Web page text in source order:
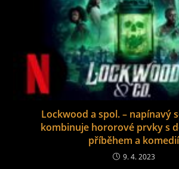
Lockwood a spol. – napínavý
kombinuje hororové prvky s
příběhem a komedií
9. 4. 2023